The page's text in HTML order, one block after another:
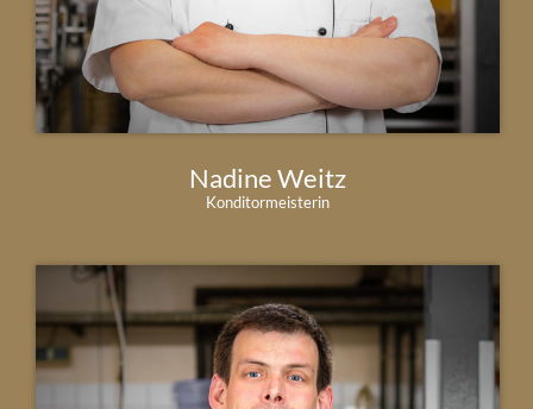
Nadine Weitz
Konditormeisterin